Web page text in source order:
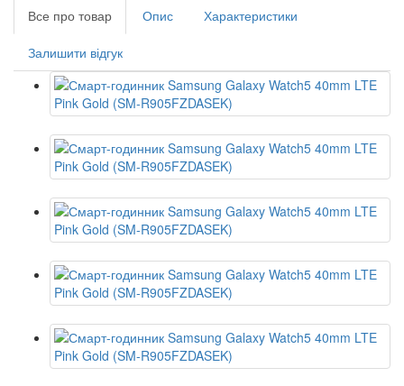
Все про товар Опис Характеристики
Залишити відгук